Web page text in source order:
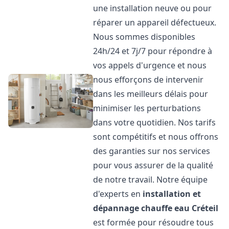
une installation neuve ou pour
réparer un appareil défectueux.
Nous sommes disponibles
24h/24 et 7j/7 pour répondre à
vos appels d'urgence et nous
nous efforçons de intervenir
dans les meilleurs délais pour
minimiser les perturbations
dans votre quotidien. Nos tarifs
sont compétitifs et nous offrons
des garanties sur nos services
pour vous assurer de la qualité
de notre travail. Notre équipe
d'experts en installation et
dépannage chauffe eau Créteil
est formée pour résoudre tous